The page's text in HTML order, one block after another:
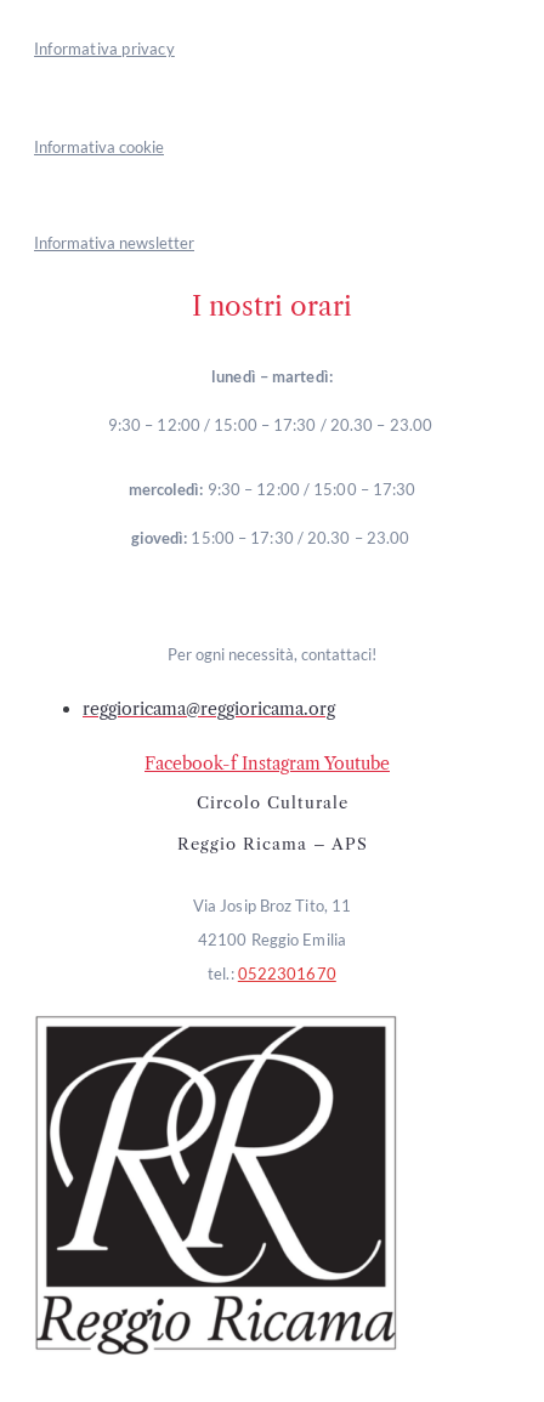
Informativa privacy
Informativa cookie
Informativa newsletter
I nostri orari
lunedì – martedì:
9:30 – 12:00 / 15:00 – 17:30 / 20.30 – 23.00
mercoledì: 9:30 – 12:00 / 15:00 – 17:30
giovedì: 15:00 – 17:30 / 20.30 – 23.00
Per ogni necessità, contattaci!
reggioricama@reggioricama.org
Facebook-f InstagramYoutube
Circolo Culturale
Reggio Ricama – APS
Via Josip Broz Tito, 11
42100 Reggio Emilia
tel.:0522301670